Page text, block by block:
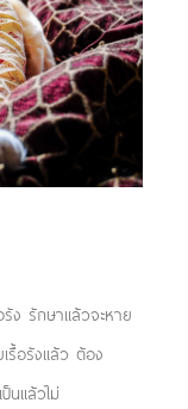
ง รักษาแล้วจะหาย
รื้อรังแล้ว ต้อง
แล้วไม่